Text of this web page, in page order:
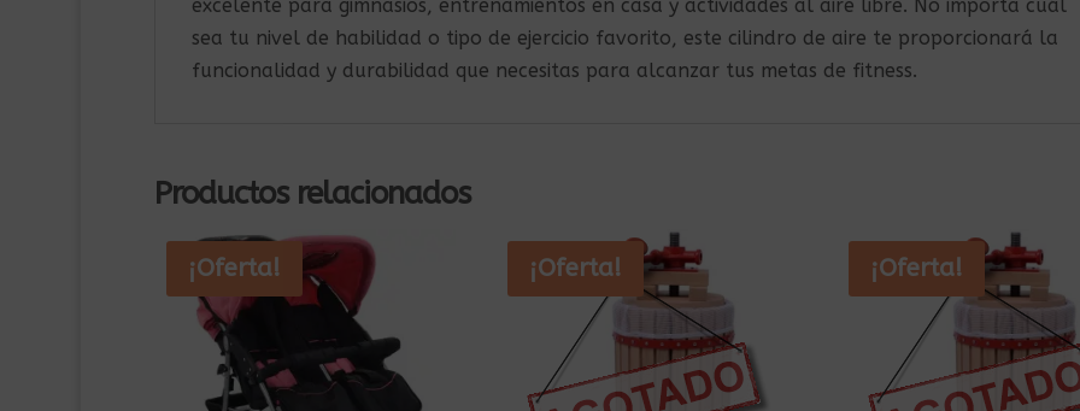
excelente para gimnasios, entrenamientos en casa y actividades al aire libre. No importa cuál
sea tu nivel de habilidad o tipo de ejercicio favorito, este cilindro de aire te proporcionará la
funcionalidad y durabilidad que necesitas para alcanzar tus metas de fitness.
Productos relacionados
¡Oferta! ¡Oferta! ¡Oferta!